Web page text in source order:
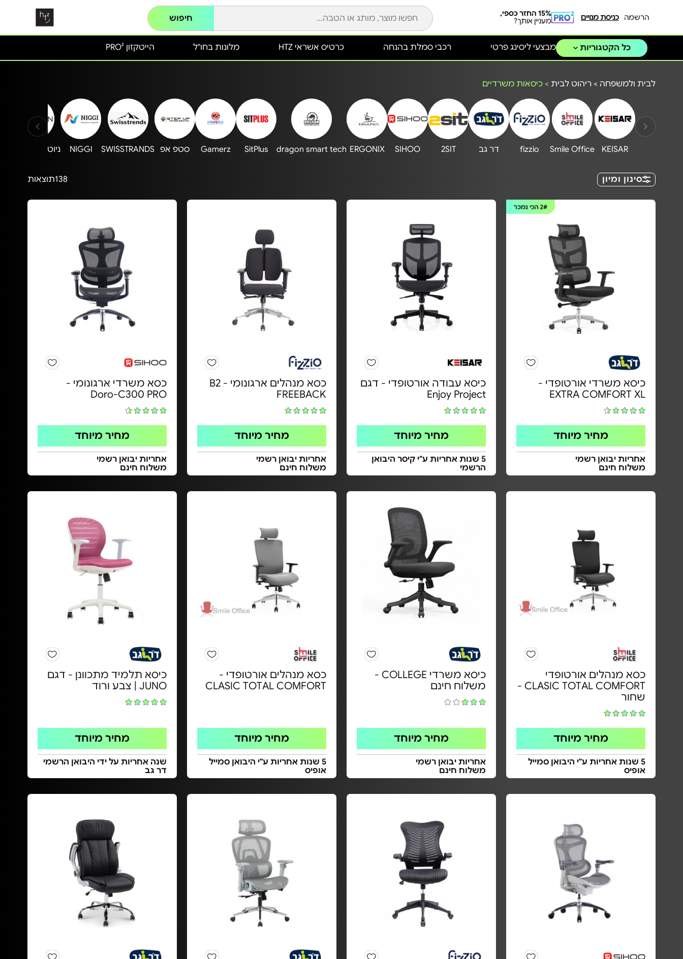
הרשמה כניסת מנויים
15% החזר כספי,
מעניין אותך?
חיפוש
כל הקטגוריות הייטקזון PRO² מלונות בחו"ל כרטיס אשראי HTZ מבצעי ליסינג פרטי רכבי סמלת בהנחה
לבית ולמשפחה > ריהוט לבית > כיסאות משרדיים
KEISAR
Smile Office
fizzio דר גב 2SIT
SIHOO
ERGONIX
dragon smart tech
SitPlus
Gamerz סטפ אפ SWISSTRANDS
NIGGI‎ ניוטון NEWTON
סינון ומיון 138תוצאות
2#הכי נמכר
כיסא משרדי אורטופדי -
EXTRA COMFORT XL
מחיר מיוחד
אחריות יבואן רשמי
משלוח חינם
כיסא עבודה אורטופדי - דגם
Enjoy Project
מחיר מיוחד
5 שנות אחריות ע"י קיסר היבואן
הרשמי
כסא מנהלים ארגונומי - B2
FREEBACK
מחיר מיוחד
אחריות יבואן רשמי
משלוח חינם
כסא משרדי ארגונומי -
Doro-C300 PRO
מחיר מיוחד
אחריות יבואן רשמי
משלוח חינם
כסא מנהלים אורטופדי
CLASIC TOTAL COMFORT -
שחור
מחיר מיוחד
5 שנות אחריות ע"י היבואן סמייל
אופיס
כיסא משרדי COLLEGE -
משלוח חינם
מחיר מיוחד
אחריות יבואן רשמי
משלוח חינם
כסא מנהלים אורטופדי -
CLASIC TOTAL COMFORT
מחיר מיוחד
5 שנות אחריות ע"י היבואן סמייל
אופיס
כיסא תלמיד מתכוונן - דגם
JUNO | צבע ורוד
מחיר מיוחד
שנה אחריות על ידי היבואן הרשמי
דר גב